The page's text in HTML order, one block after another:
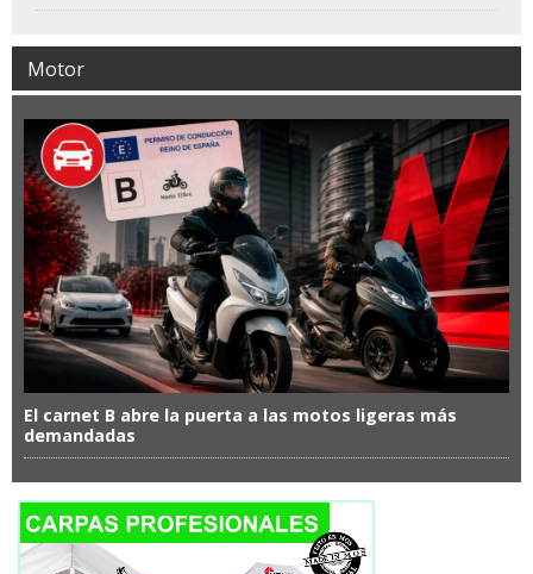
Motor
El carnet B abre la puerta a las motos ligeras más
demandadas